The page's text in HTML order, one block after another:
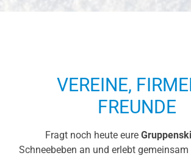
VEREINE,
FREUNDE
Fragt noch heute eure
Schneebeben an und erlebt